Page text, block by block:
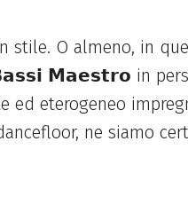
stile. O almeno, in
𝗠𝗮𝗲𝘀𝘁𝗿𝗼 in
eterogeneo
ne siamo